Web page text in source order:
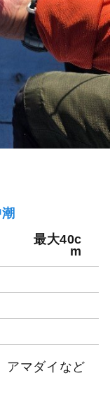
最大40c
m
アマダイなど